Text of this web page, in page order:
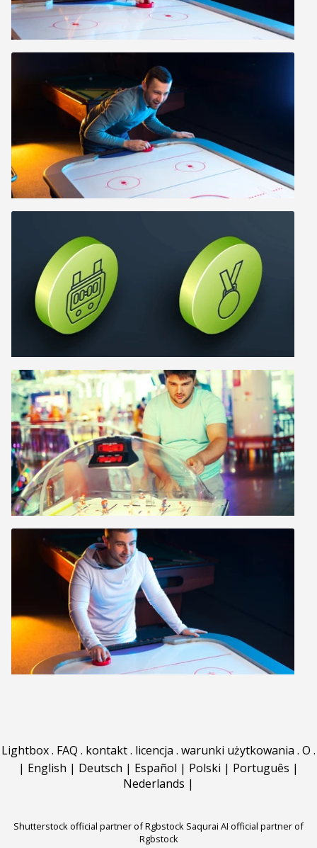
Lightbox. FAQ . kontakt. licencja . warunki użytkowania . O .
| English | Deutsch | Español | Polski | Português |
Nederlands |
Shutterstock official partner of Rgbstock Saqurai AI official partner of
Rgbstock